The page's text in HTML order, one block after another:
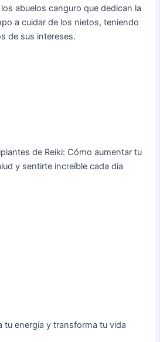
abuelos canguro que dedican la
a cuidar de los nietos, teniendo
de sus intereses.
de Reiki: Cómo aumentar tu
y sentirte increíble cada día
tu energía y transforma tu vida